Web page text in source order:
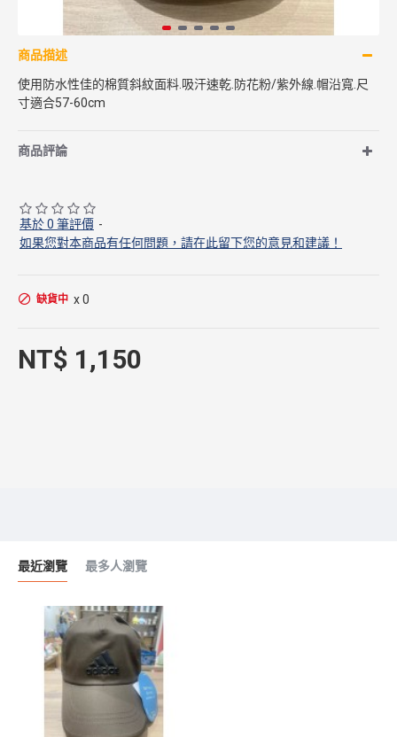
商品描述
使用防水性佳的棉質斜紋面料.吸汗速乾.防花粉/紫外線.帽沿寬.尺
寸適合57-60cm
商品評論
基於 0 筆評價 -
如果您對本商品有任何問題，請在此留下您的意見和建議！
NT$ 1,150
缺貨中 x 0
最近瀏覽 最多人瀏覽